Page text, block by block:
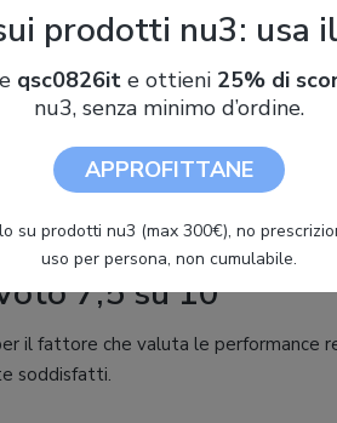
verticale e non pieghevole, la
verticali della stessa fascia di prezzo
7,5 su 10
il fattore che valuta le performance
soddisfatti.
prodotti nu3: usa
qsc0826ite ottieni 25% di
nu3, senza minimo d’ordine.
APPROFITTANE
su prodotti nu3 (max 300€), no
uso per persona, non cumulabile.